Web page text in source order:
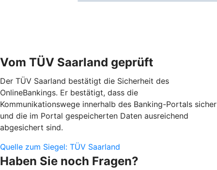
Vom TÜV Saarland geprüft
Der TÜV Saarland bestätigt die Sicherheit des
OnlineBankings. Er bestätigt, dass die
Kommunikationswege innerhalb des Banking-Portals sicher
und die im Portal gespeicherten Daten ausreichend
abgesichert sind.
Quelle zum Siegel: TÜV Saarland
Haben Sie noch Fragen?